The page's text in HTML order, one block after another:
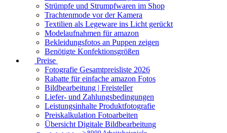
Strümpfe und Strumpfwaren im Shop
Trachtenmode vor der Kamera
Textilien als Legeware ins Licht gerückt
Modelaufnahmen für amazon
Bekleidungsfotos an Puppen zeigen
Benötigte Konfektionsgrößen
Preise
Fotografie Gesamtpreisliste 2026
Rabatte für einfache amazon Fotos
Bildbearbeitung | Freisteller
Liefer- und Zahlungsbedingungen
Leistungsinhalte Produktfotografie
Preiskalkulation Fotoarbeiten
Übersicht Digitale Bildbearbeitung